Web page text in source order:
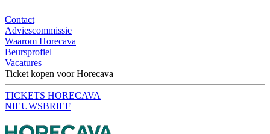
Contact
Adviescommissie
Waarom Horecava
Beursprofiel
Vacatures
Ticket kopen voor Horecava
TICKETS HORECAVA
NIEUWSBRIEF